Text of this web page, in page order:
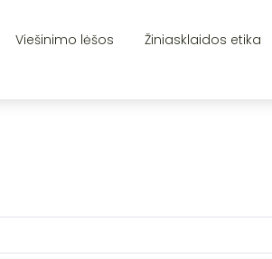
Viešinimo lėšos Žiniasklaidos etika